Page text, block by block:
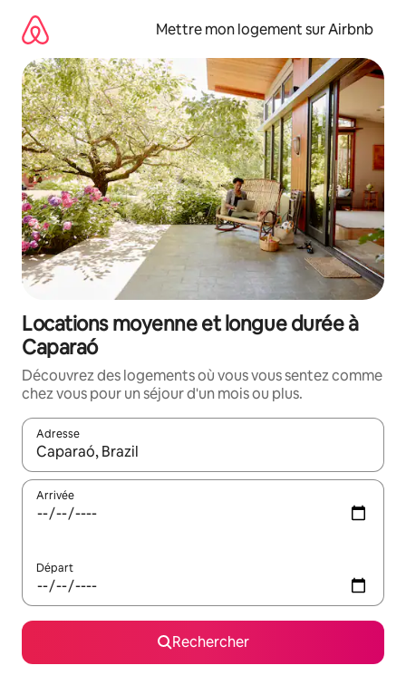
directement
contenu
Mettre mon logement sur Airbnb
Locations moyenne et longue durée à
Caparaó
Découvrez des logements où vous vous sentez comme
chez vous pour un séjour d'un mois ou plus.
Adresse
Lorsque les résultats s'affichent, utilisez les flèches vers le
Arrivée
Départ
Rechercher